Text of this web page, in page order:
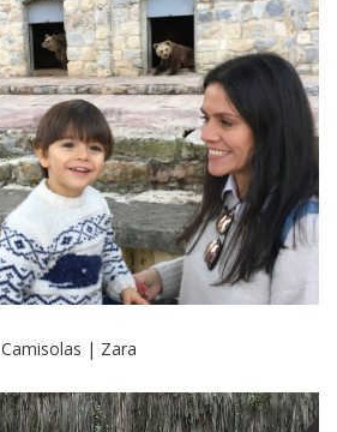
Camisolas | Zara